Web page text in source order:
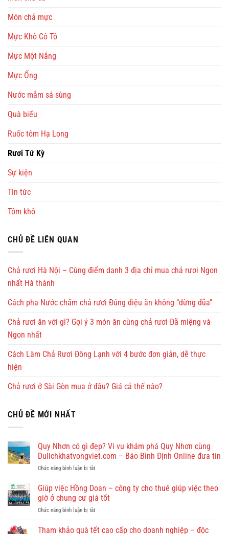
Món chả mực
Mực Khô Cô Tô
Mực Một Nắng
Mực Ống
Nước mắm sá sùng
Quà biếu
Ruốc tôm Hạ Long
Rươi Tứ Kỳ
Sự kiện
Tin tức
Tôm khô
CHỦ ĐỀ LIÊN QUAN
Chả rươi Hà Nội – Cùng điểm danh 3 địa chỉ mua chả rươi Ngon
nhất Hà thành
Cách pha Nước chấm chả rươi Đúng điệu ăn không “dừng đũa”
Chả rươi ăn với gì? Gợi ý 3 món ăn cùng chả rươi Đã miệng và
Ngon nhất
Cách Làm Chả Rươi Đông Lạnh với 4 bước đơn giản, dễ thực
hiện
Chả rươi ở Sài Gòn mua ở đâu? Giá cả thế nào?
CHỦ ĐỀ MỚI NHẤT
Quy Nhơn có gì đẹp? Vi vu khám phá Quy Nhơn cùng
Dulichkhatvongviet.com – Báo Bình Định Online đưa tin
Chức năng bình luận bị tắtở
Nhơn
có
gì
đẹp?
vu
Giúp việc Hồng Doan – công ty cho thuê giúp việc theo
giờ ở chung cư giá tốt
Chức năng bình luận bị tắtở
việc
Tham khảo quà tết cao cấp cho doanh nghiệp – độc